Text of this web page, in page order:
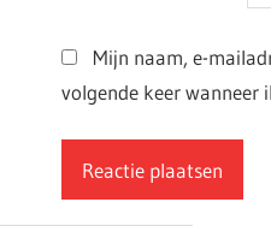
Mijn naam, e-
volgende keer wanneer